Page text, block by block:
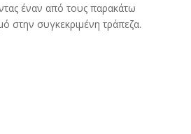
έναν από τους παρακάτω
στην συγκεκριμένη τράπεζα.